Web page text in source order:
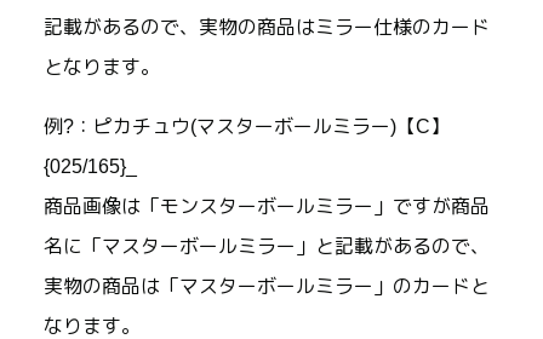
記載があるので、実物の商品はミラー仕様のカード
となります。
例?：ピカチュウ(マスターボールミラー)【C】
{025/165}_
商品画像は「モンスターボールミラー」ですが商品
名に「マスターボールミラー」と記載があるので、
実物の商品は「マスターボールミラー」のカードと
なります。